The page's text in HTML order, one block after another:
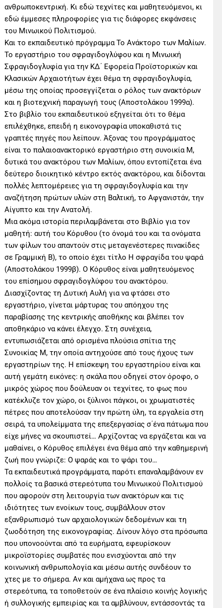
ανθρωποκεντρική. Κι εδώ τεχνίτες και μαθητευόμενοι, κι
εδώ έμμεσες πληροφορίες για τις διάφορες εκφάνσεις
του Μινωικού Πολιτισμού.
Και το εκπαιδευτικό πρόγραμμα Το Ανάκτορο των Μαλίων.
Το εργαστήριο του σφραγιδογλύφου και η Μινωική
Σφραγιδογλυφία για την ΚΔ΄ Εφορεία Προϊστορικών και
Κλασικών Αρχαιοτήτων έχει θέμα τη σφραγιδογλυφία,
μέσω της οποίας προσεγγίζεται ο ρόλος των ανακτόρων
και η βιοτεχνική παραγωγή τους (Αποστολάκου 1999α).
Στο βιβλίο του εκπαιδευτικού εξηγείται ότι το θέμα
επιλέχθηκε, επειδή η εικονογραφία υποκαθιστά τις
γραπτές πηγές που λείπουν. Άξονας του προγράμματος
είναι το παλαιοανακτορικό εργαστήριο στη συνοικία Μ,
δυτικά του ανακτόρου των Μαλίων, όπου εντοπίζεται ένα
δεύτερο διοικητικό κέντρο εκτός ανακτόρου, και δίδονται
πολλές λεπτομέρειες για τη σφραγιδογλυφία και την
αναζήτηση πρώτων υλών στη Βαλτική, το Αφγανιστάν, την
Αίγυπτο και την Ανατολή.
Μια ακόμα ιστορία περιλαμβάνεται στο Βιβλίο για τον
μαθητή: αυτή του Κόρυθου (το όνομά του και τα ονόματα
των φίλων του απαντούν στις μεταγενέστερες πινακίδες
σε Γραμμική Β), το οποίο έχει τίτλο Η σφραγίδα του ψαρά
(Αποστολάκου 1999β). Ο Κόρυθος είναι μαθητευόμενος
του επίσημου σφραγιδογλύφου του ανακτόρου.
Διασχίζοντας τη Δυτική Αυλή για να φτάσει στο
εργαστήριο, γίνεται μάρτυρας του απόηχου της
παραβίασης της κεντρικής αποθήκης και βλέπει τον
αποθηκάριο να κάνει έλεγχο. Στη συνέχεια,
εντυπωσιάζεται από ορισμένα πλούσια σπίτια της
Συνοικίας Μ, την οποία αντηχούσε από τους ήχους των
εργαστηρίων της. Η επίσκεψη του εργαστηρίου είναι και
αυτή γεμάτη εικόνες: η σκάλα που οδηγεί στον όροφο, ο
μικρός χώρος που δούλευαν οι τεχνίτες, το φως που
κατέκλυζε τον χώρο, οι ξύλινοι πάγκοι, οι χρωματιστές
πέτρες που αποτελούσαν την πρώτη ύλη, τα εργαλεία στη
σειρά, τα υπολείμματα της επεξεργασίας σ΄ένα πάτωμα που
είχε μήνες να σκουπιστεί… Αρχίζοντας να εργάζεται και να
μαθαίνει, ο Κόρυθος επιλέγει ένα θέμα από την καθημερινή
ζωή που γνώριζε: Ο ψαράς και το ψάρι του…
Τα εκπαιδευτικά προγράμματα, παρότι επαναλαμβάνουν εν
πολλοίς τα βασικά στερεότυπα του Μινωικού Πολιτισμού
που αφορούν στη λειτουργία των ανακτόρων και τις
ιδιότητες των ενοίκων τους, συμβάλλουν στον
εξανθρωπισμό των αρχαιολογικών δεδομένων και τη
ζωοδότηση της εικονογραφίας. Δίνουν λόγο στα πρόσωπα
που υπονοούνται από τα ευρήματα, εφευρίσκουν
μικροϊστορίες συμβατές που ενισχύονται από την
κοινωνική ανθρωπολογία και μέσω αυτής συνδέουν το
χτες με το σήμερα. Αν και αμήχανα ως προς τα
στερεότυπα, τα τοποθετούν σε ένα πλαίσιο κοινής λογικής
ή συλλογικής εμπειρίας και τα αμβλύνουν, εντάσσοντάς τα